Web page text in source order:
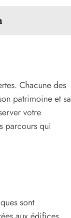
Chacune des
patrimoine et sa
votre
parcours qui
sont